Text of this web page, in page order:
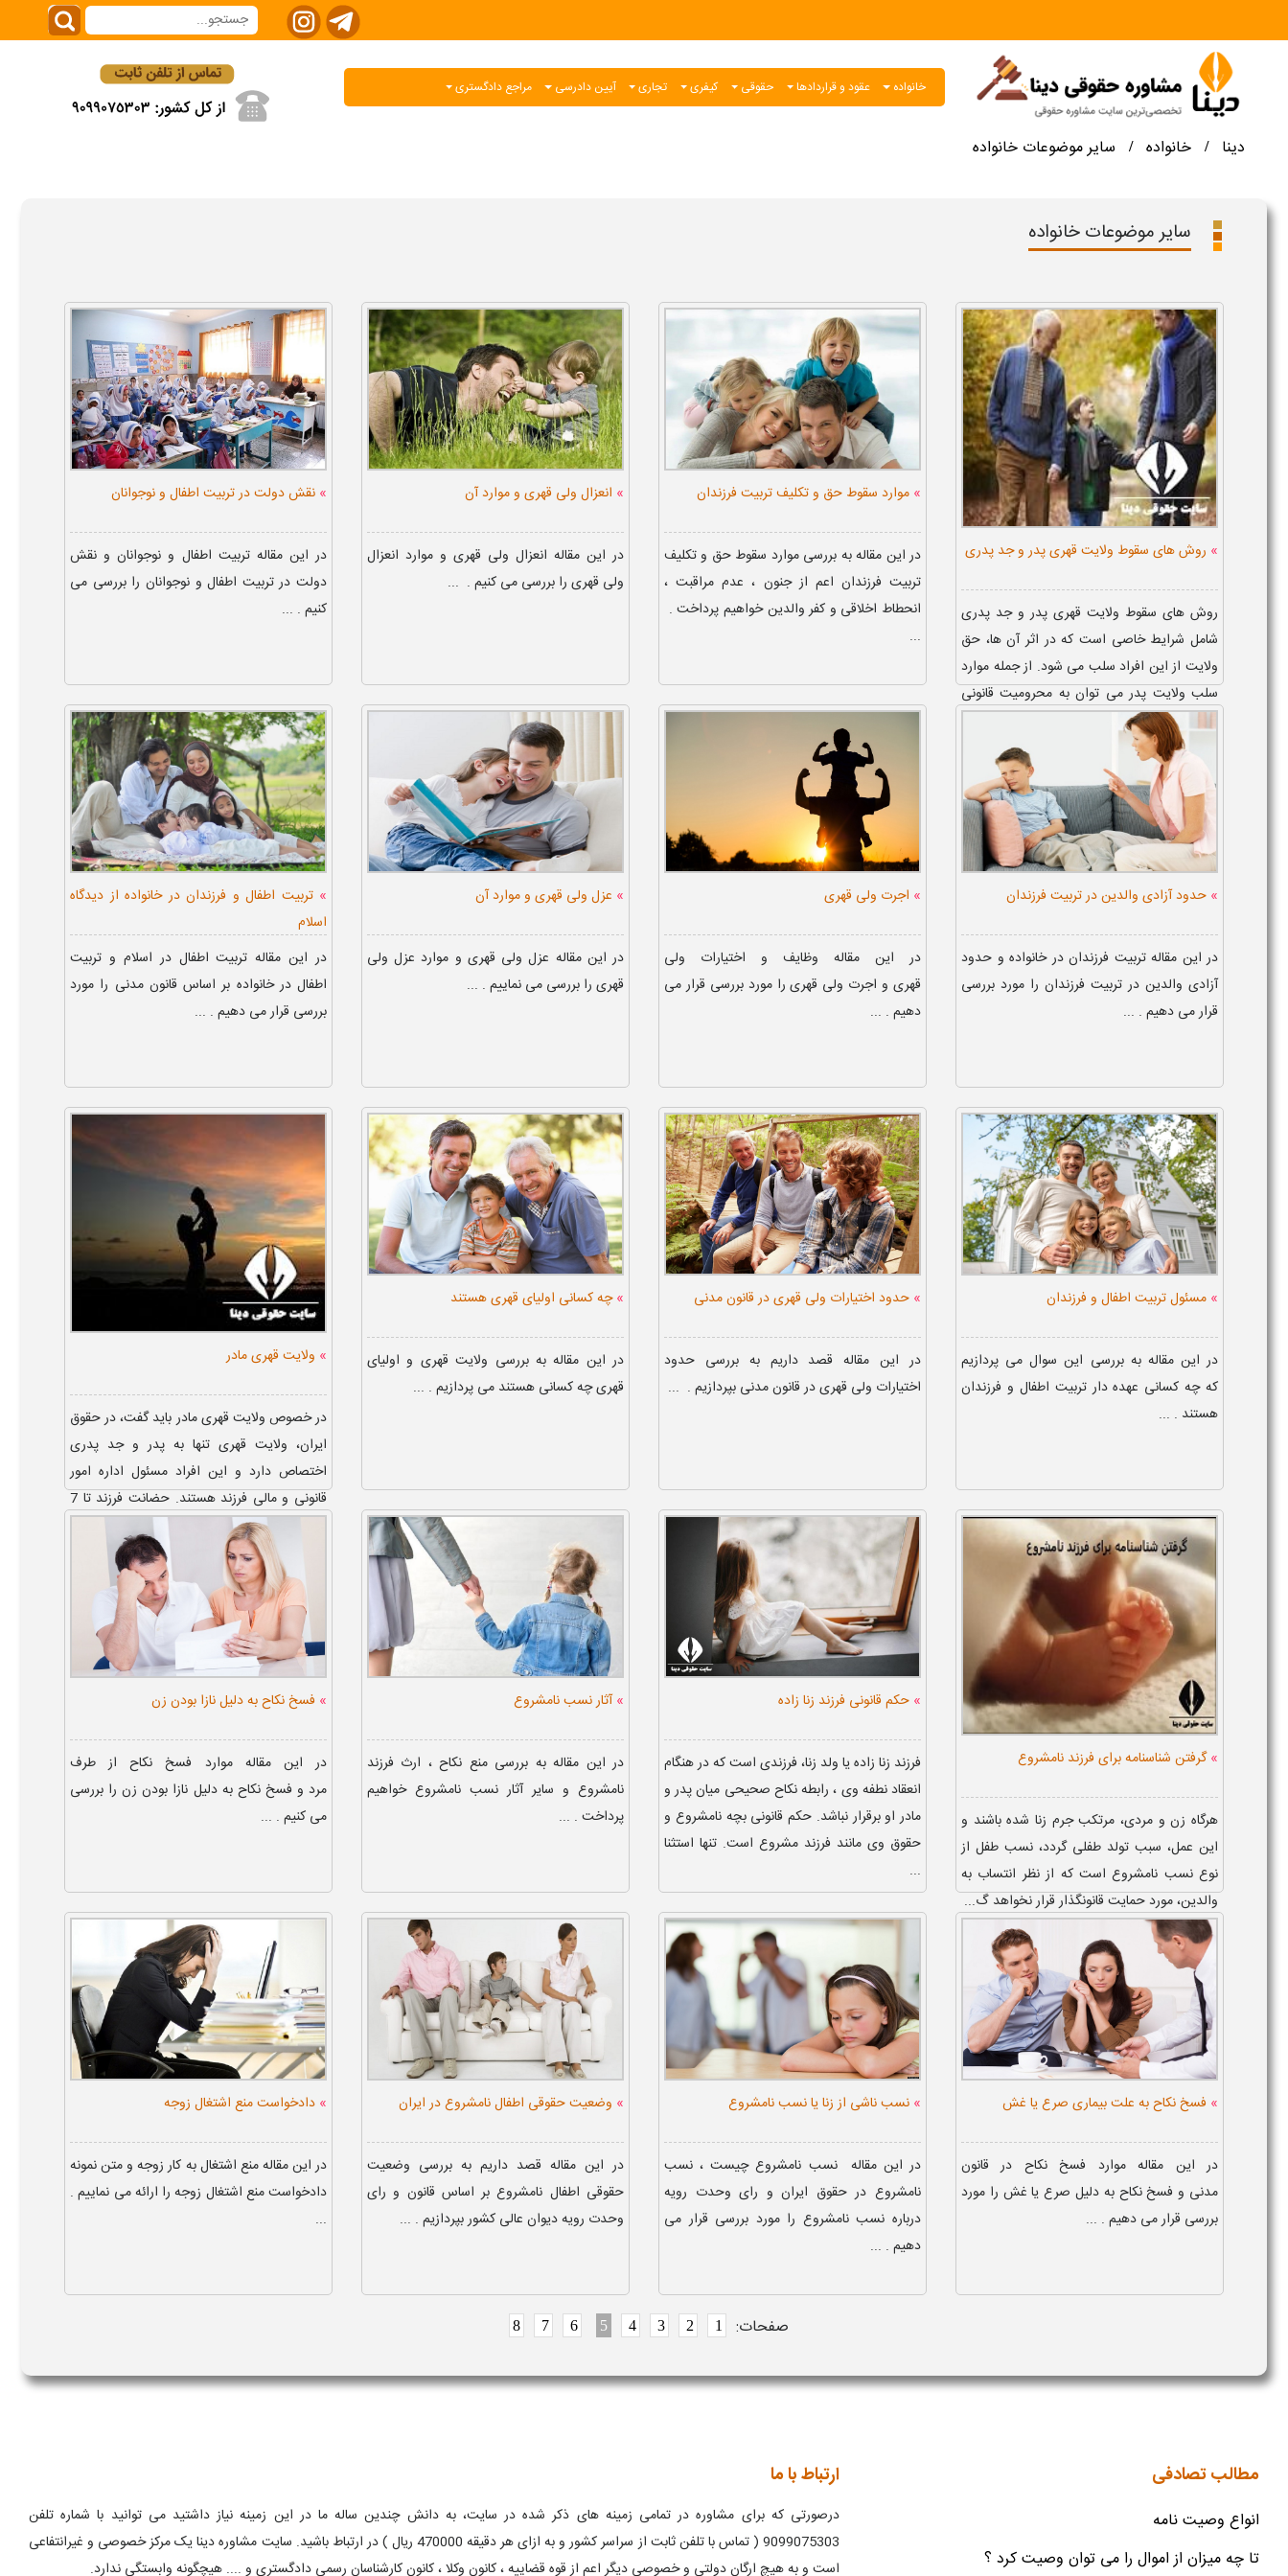
خانواده عقود و قراردادها حقوقی کیفری تجاری آیین دادرسی مراجع دادگستری
دینا / خانواده / سایر موضوعات خانواده
سایر موضوعات خانواده
» روش های سقوط ولایت قهری پدر و جد پدری
روش های سقوط ولایت قهری پدر و جد پدری
شامل شرایط خاصی است که در اثر آن ها، حق
ولایت از این افراد سلب می شود. از جمله موارد
سلب ولایت پدر می توان به محرومیت قانونی
پدر از حق ولایت به دلیل رفت...
» موارد سقوط حق و تکلیف تربیت فرزندان
در این مقاله به بررسی موارد سقوط حق و تکلیف
تربیت فرزندان اعم از جنون ، عدم مراقبت ،
انحطاط اخلاقی و کفر والدین خواهیم پرداخت .
...
» انعزال ولی قهری و موارد آن
در این مقاله انعزال ولی قهری و موارد انعزال
ولی قهری را بررسی می کنیم . ...
» نقش دولت در تربیت اطفال و نوجوانان
در این مقاله تربیت اطفال و نوجوانان و نقش
دولت در تربیت اطفال و نوجوانان را بررسی می
کنیم . ...
» حدود آزادی والدین در تربیت فرزندان
در این مقاله تربیت فرزندان در خانواده و حدود
آزادی والدین در تربیت فرزندان را مورد بررسی
قرار می دهیم . ...
» اجرت ولی قهری
در این مقاله وظایف و اختیارات ولی
قهری و اجرت ولی قهری را مورد بررسی قرار می
دهیم . ...
» عزل ولی قهری و موارد آن
در این مقاله عزل ولی قهری و موارد عزل ولی
قهری را بررسی می نماییم . ...
»تربیت اطفال و فرزندان در خانواده از دیدگاه
اسلام
در این مقاله تربیت اطفال در اسلام و تربیت
اطفال در خانواده بر اساس قانون مدنی را مورد
بررسی قرار می دهیم . ...
» مسئول تربیت اطفال و فرزندان
در این مقاله به بررسی این سوال می پردازیم
که چه کسانی عهده دار تربیت اطفال و فرزندان
هستند . ...
» حدود اختیارات ولی قهری در قانون مدنی
در این مقاله قصد داریم به بررسی حدود
اختیارات ولی قهری در قانون مدنی بپردازیم . ...
»چه کسانی اولیای قهری هستند
در این مقاله به بررسی ولایت قهری و اولیای
قهری چه کسانی هستند می پردازیم . ...
» ولایت قهری مادر
در خصوص ولایت قهری مادر باید گفت، در حقوق
ایران، ولایت قهری تنها به پدر و جد پدری
اختصاص دارد و این افراد مسئول اداره امور
قانونی و مالی فرزند هستند. حضانت فرزند تا 7
سالگی با مادر است و پس ...
»گرفتن شناسنامه برای فرزند نامشروع
هرگاه زن و مردی، مرتکب جرم زنا شده باشند و
این عمل، سبب تولد طفلی گردد، نسب طفل از
نوع نسب نامشروع است که از نظر انتساب به
والدین، مورد حمایت قانونگذار قرار نخواهد گ...
» حکم قانونی فرزند زنا زاده
فرزند زنا زاده یا ولد زنا، فرزندی است که در هنگام
انعقاد نطفه وی ، رابطه نکاح صحیحی میان پدر و
مادر او برقرار نباشد. حکم قانونی بچه نامشروع و
حقوق وی مانند فرزند مشروع است. تنها استثنا
...
»آثار نسب نامشروع
در این مقاله به بررسی منع نکاح ، ارث فرزند
نامشروع و سایر آثار نسب نامشروع خواهیم
پرداخت . ...
» فسخ نکاح به دلیل نازا بودن زن
در این مقاله موارد فسخ نکاح از طرف
مرد و فسخ نکاح به دلیل نازا بودن زن را بررسی
می کنیم . ...
» فسخ نکاح به علت بیماری صرع یا غش
در این مقاله موارد فسخ نکاح در قانون
مدنی و فسخ نکاح به دلیل صرع یا غش را مورد
بررسی قرار می دهیم . ...
» نسب ناشی از زنا یا نسب نامشروع
در این مقاله نسب نامشروع چیست ، نسب
نامشروع در حقوق ایران و رای وحدت رویه
درباره نسب نامشروع را مورد بررسی قرار می
دهیم . ...
» وضعیت حقوقی اطفال نامشروع در ایران
در این مقاله قصد داریم به بررسی وضعیت
حقوقی اطفال نامشروع بر اساس قانون و رای
وحدت رویه دیوان عالی کشور بپردازیم . ...
» دادخواست منع اشتغال زوجه
در این مقاله منع اشتغال به کار زوجه و متن نمونه
دادخواست منع اشتغال زوجه را ارائه می نماییم .
...
صفحات: 1
2
3
4
5
6
7
8
مطالب تصادفی
انواع وصیت نامه
تا چه میزان از اموال را می توان وصیت کرد ؟
ارتباط با ما
درصورتی که برای مشاوره در تمامی زمینه های ذکر شده در سایت، به دانش چندین ساله ما در این زمینه نیاز داشتید می توانید با شماره تلفن
9099075303 ( تماس با تلفن ثابت از سراسر کشور و به ازای هر دقیقه 470000 ریال ) در ارتباط باشید. سایت مشاوره دینا یک مرکز خصوصی و غیرانتفاعی
است و به هیچ ارگان دولتی و خصوصی دیگر اعم از قوه قضاییه ، کانون وکلا ، کانون کارشناسان رسمی دادگستری و .... هیچگونه وابستگی ندارد.